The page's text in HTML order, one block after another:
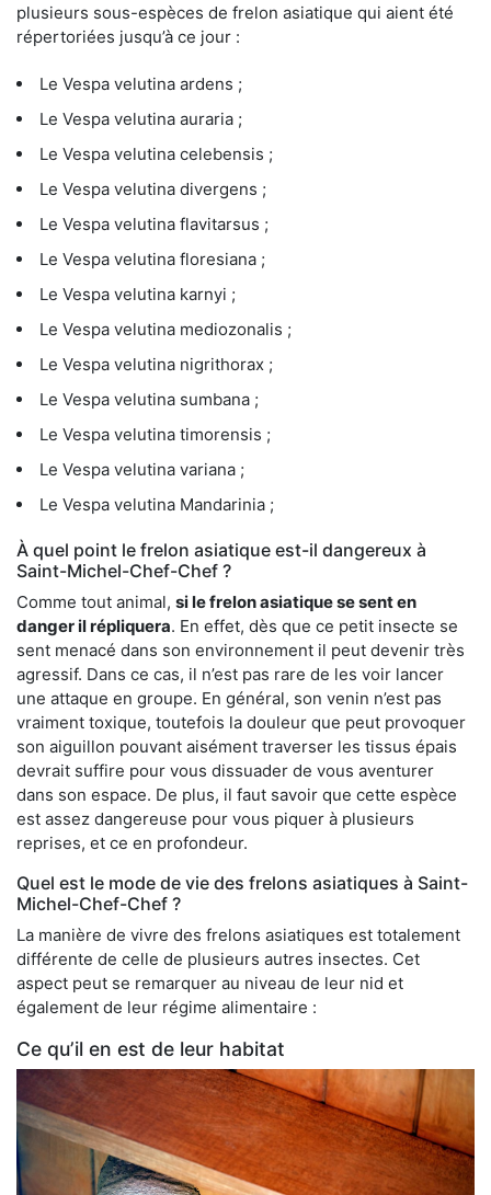
plusieurs sous-espèces de frelon asiatique qui aient été
répertoriées jusqu’à ce jour :
Le Vespa velutina ardens ;
Le Vespa velutina auraria ;
Le Vespa velutina celebensis ;
Le Vespa velutina divergens ;
Le Vespa velutina flavitarsus ;
Le Vespa velutina floresiana ;
Le Vespa velutina karnyi ;
Le Vespa velutina mediozonalis ;
Le Vespa velutina nigrithorax ;
Le Vespa velutina sumbana ;
Le Vespa velutina timorensis ;
Le Vespa velutina variana ;
Le Vespa velutina Mandarinia ;
À quel point le frelon asiatique est-il dangereux à
Saint-Michel-Chef-Chef ?
Comme tout animal, si le frelon asiatique se sent en
danger il répliquera. En effet, dès que ce petit insecte se
sent menacé dans son environnement il peut devenir très
agressif. Dans ce cas, il n’est pas rare de les voir lancer
une attaque en groupe. En général, son venin n’est pas
vraiment toxique, toutefois la douleur que peut provoquer
son aiguillon pouvant aisément traverser les tissus épais
devrait suffire pour vous dissuader de vous aventurer
dans son espace. De plus, il faut savoir que cette espèce
est assez dangereuse pour vous piquer à plusieurs
reprises, et ce en profondeur.
Quel est le mode de vie des frelons asiatiques à Saint-
Michel-Chef-Chef ?
La manière de vivre des frelons asiatiques est totalement
différente de celle de plusieurs autres insectes. Cet
aspect peut se remarquer au niveau de leur nid et
également de leur régime alimentaire :
Ce qu’il en est de leur habitat